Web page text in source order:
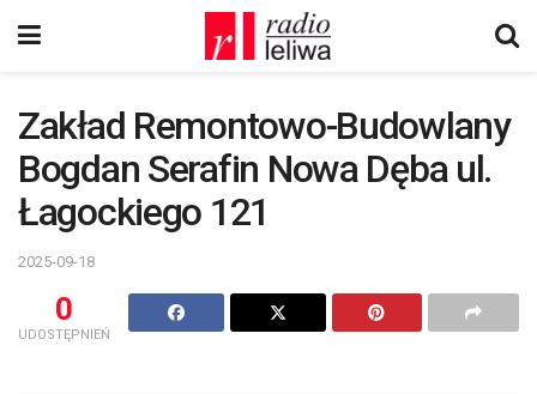
Zakład Remontowo-Budowlany
Bogdan Serafin Nowa Dęba ul.
Łagockiego 121
2025-09-18
0
UDOSTĘPNIEŃ